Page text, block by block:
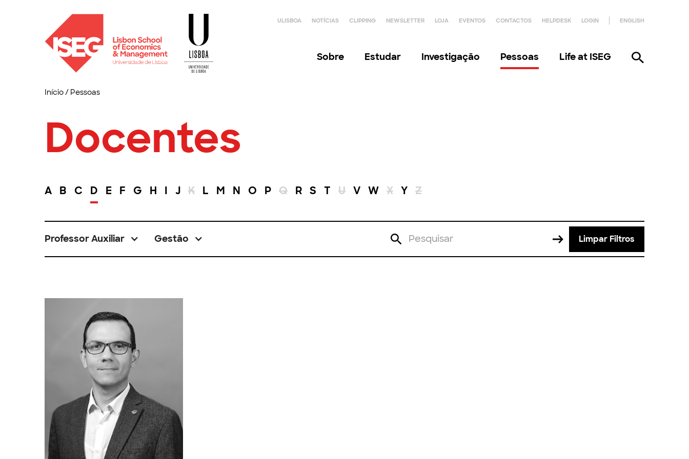
ULISBOA NOTÍCIAS CLIPPING NEWSLETTER LOJA EVENTOS CONTACTOS HELPDESK LOGIN ENGLISH
Sobre Estudar Investigação Pessoas Life at ISEG
Início/ Pessoas
Docentes
A B C D E F G H I J K L M N O P Q R S T U V W X Y Z
Professor Auxiliar Gestão Limpar Filtros